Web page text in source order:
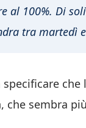
al 100%. Di
tra martedì
che
che sembra